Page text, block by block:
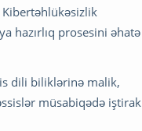
hazırlıq prosesini əhatə
dili biliklərinə malik,
müsabiqədə iştirak